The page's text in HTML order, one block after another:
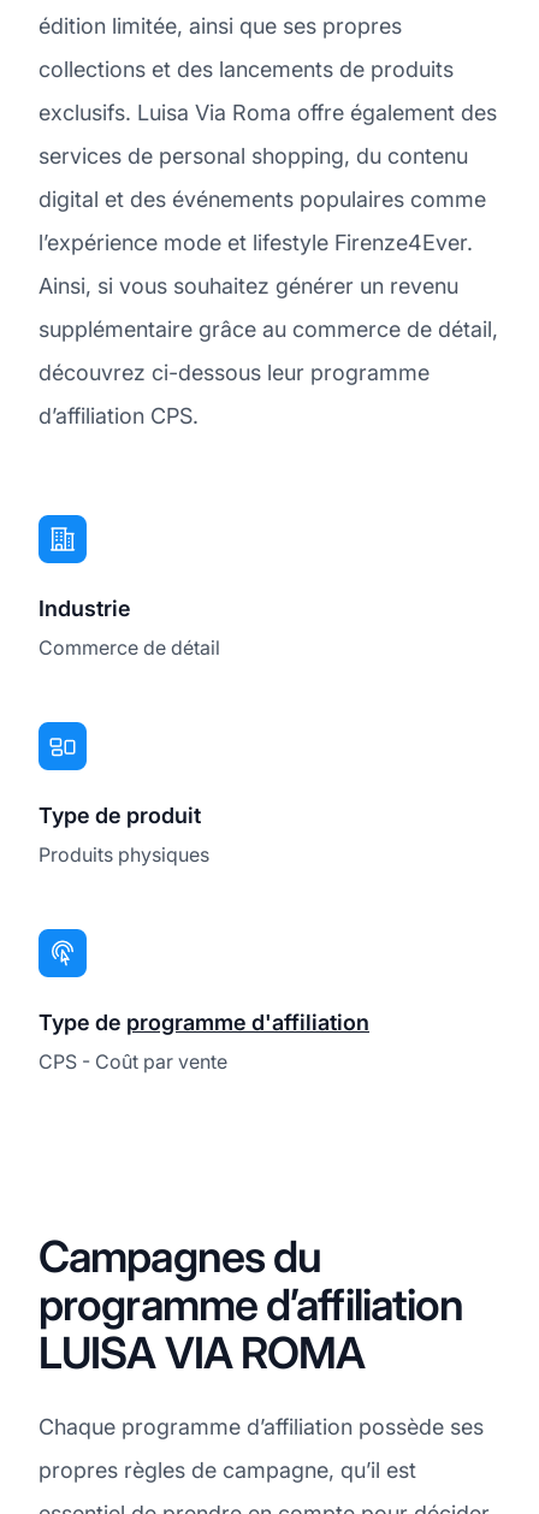
édition limitée, ainsi que ses propres
collections et des lancements de produits
exclusifs. Luisa Via Roma offre également des
services de personal shopping, du contenu
digital et des événements populaires comme
l’expérience mode et lifestyle Firenze4Ever.
Ainsi, si vous souhaitez générer un revenu
supplémentaire grâce au commerce de détail,
découvrez ci-dessous leur programme
d’affiliation CPS.
Industrie
Commerce de détail
Type de produit
Produits physiques
Type de programme d'affiliation
CPS - Coût par vente
Campagnes du
programme d’affiliation
LUISA VIA ROMA
Chaque programme d’affiliation possède ses
propres règles de campagne, qu’il est